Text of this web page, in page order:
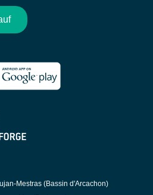
Mestras (Bassin d'Arcachon)